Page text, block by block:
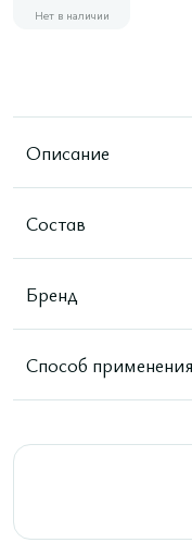
Нет в наличии
Описание
Состав
Бренд
Способ применения